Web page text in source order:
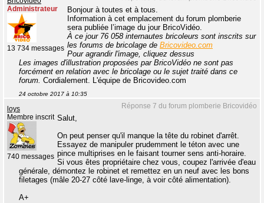
Administrateur
13 734 messages
Bonjour à toutes et à tous.
Information à cet emplacement du forum plomberie
sera publiée l’image du jour BricoVidéo.
À ce jour 76 058 internautes bricoleurs sont inscrits sur
les forums de bricolage de Bricovideo.com
Pour agrandir l'image, cliquez dessus
Les images d'illustration proposées par BricoVidéo ne sont pas
forcément en relation avec le bricolage ou le sujet traité dans ce
forum. Cordialement. L'équipe de Bricovideo.com
24 octobre 2017 à 10:35
Réponse 7 du forum plomberie Bricovidéo
loys
Membre inscrit
740 messages
Salut,
On peut penser qu'il manque la tête du robinet d'arrêt.
Essayez de manipuler prudemment le téton avec une
pince multiprises en le faisant tourner sens anti-horaire.
Si vous êtes propriétaire chez vous, coupez l'arrivée d'eau
générale, démontez le robinet et remettez en un neuf avec les bons
filetages (mâle 20-27 côté lave-linge, à voir côté alimentation).
A+